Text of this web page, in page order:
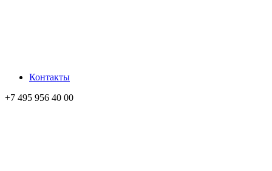
Контакты
+7 495 956 40 00